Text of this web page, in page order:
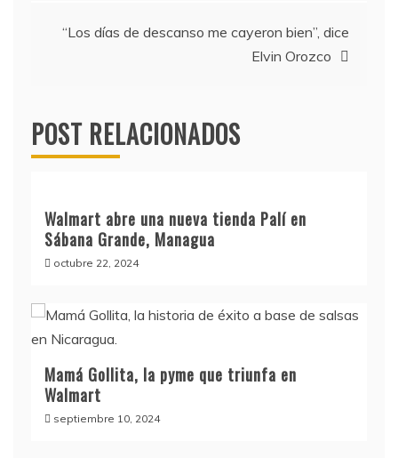
“Los días de descanso me cayeron bien”, dice
Elvin Orozco
POST RELACIONADOS
Walmart abre una nueva tienda Palí en
Sábana Grande, Managua
octubre 22, 2024
Mamá Gollita, la pyme que triunfa en
Walmart
septiembre 10, 2024